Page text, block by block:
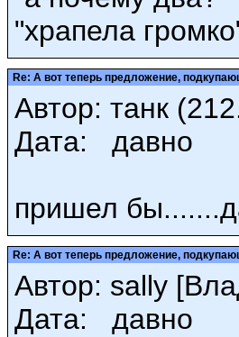
"храпела
Re: А вот теперь предложение,
Автор: танк
Дата: давно
пришел
Re: А вот теперь предложение,
Автор: sally
Дата: давно